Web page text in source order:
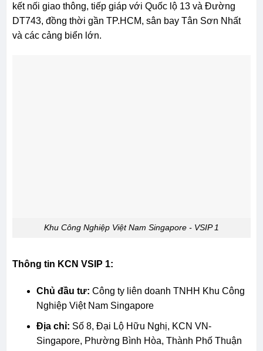
kết nối giao thông, tiếp giáp với Quốc lộ 13 và Đường
DT743, đồng thời gần TP.HCM, sân bay Tân Sơn Nhất
và các cảng biển lớn.
Khu Công Nghiệp Việt Nam Singapore - VSIP 1
Thông tin KCN VSIP 1:
Chủ đầu tư: Công ty liên doanh TNHH Khu Công
Nghiệp Việt Nam Singapore
Địa chỉ: Số 8, Đại Lộ Hữu Nghị, KCN VN-
Singapore, Phường Bình Hòa, Thành Phố Thuận